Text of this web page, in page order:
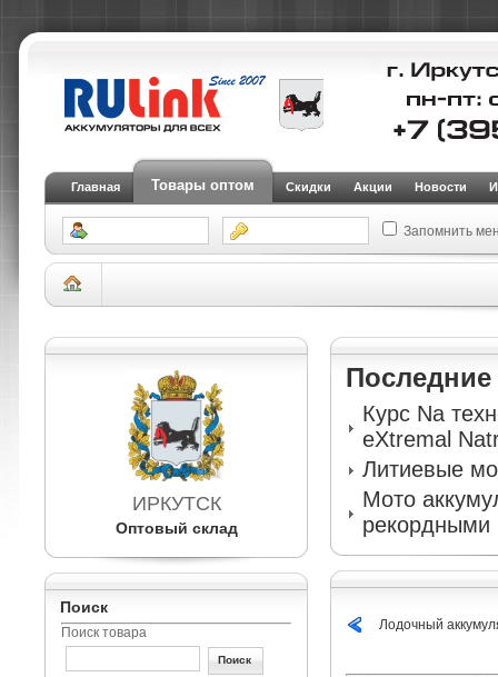
Главная Товары оптом Скидки Акции Новости
Запомнить
АКБ для электротранспорта (тяговые)
аккумулятор RDrive ELECTRO Marine EFB EME12-90
ИРКУТСК
Оптовый склад
Поиск
Поиск товара
Последние
Курс Na
eXtremal
Литиевые
Мото
рекордными
Лодочный